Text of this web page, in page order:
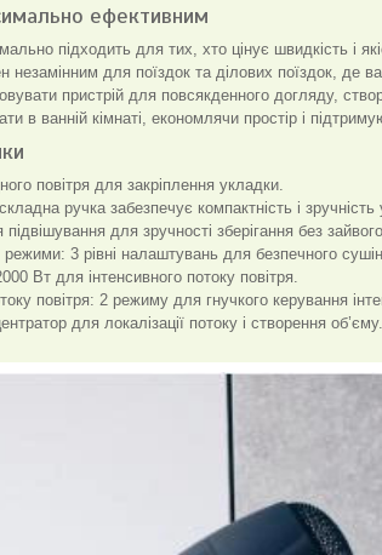
ефективним
підходить для тих, хто цінує швидкість і
незамінним для поїздок та ділових поїздок, де
пристрій для повсякденного догляду,
в ванній кімнаті, економлячи простір і
повітря для закріплення укладки.
ручка забезпечує компактність і зручність
для зручності зберігання без
режими: 3 рівні налаштувань для безпечного
Вт для інтенсивного потоку повітря.
повітря: 2 режиму для гнучкого керування
для локалізації потоку і створення об’єму.